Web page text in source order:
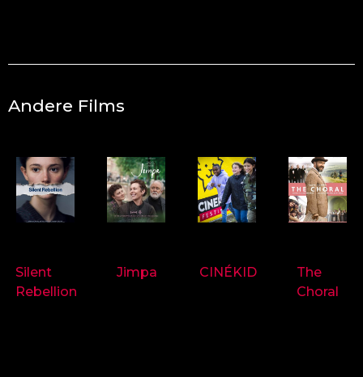
Andere Films
Silent
Rebellion
Jimpa CINÉKID
The
Choral